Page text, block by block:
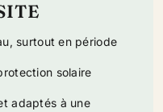
surtout en période
solaire
adaptés à une